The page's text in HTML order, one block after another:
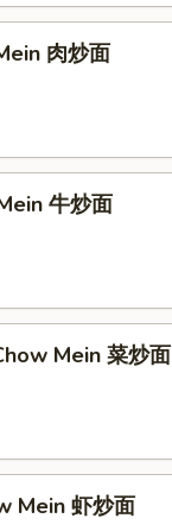
肉炒面
牛炒面
Mein 菜炒面
Mein 虾炒面